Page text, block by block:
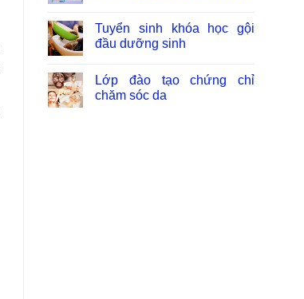
Tuyển sinh khóa học gội
đầu dưỡng sinh
Lớp đào tạo chứng chỉ
chăm sóc da